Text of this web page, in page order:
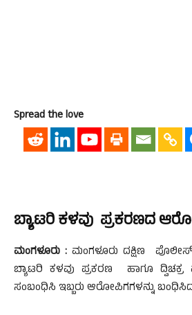
Spread the love
ಬ್ಯಾಟರಿ ಕಳವು ಪ್ರಕರಣದ
ಮಂಗಳೂರು : ಮಂಗಳೂರು ದಕ್ಷಿಣ
ಬ್ಯಾಟರಿ ಕಳವು ಪ್ರಕರಣ ಹಾಗೂ ದ್ವಿಚಕ್ರ
ಸಂಬಂಧಿಸಿ ಇಬ್ಬರು ಆರೋಪಿಗಗಳನ್ನು